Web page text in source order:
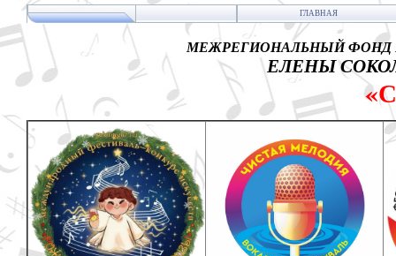
ГЛАВНАЯ
МЕЖРЕГИОНАЛЬНЫЙ ФОНД
ЕЛЕНЫ